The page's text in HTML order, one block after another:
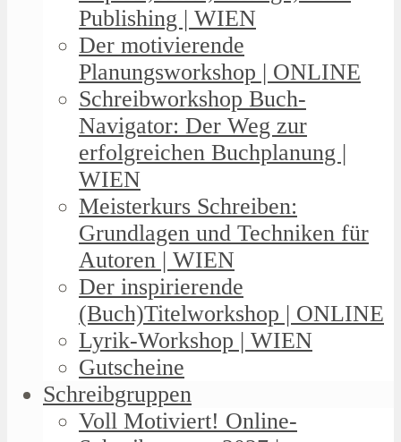
Publishing | WIEN
Der motivierende
Planungsworkshop | ONLINE
Schreibworkshop Buch-
Navigator: Der Weg zur
erfolgreichen Buchplanung |
WIEN
Meisterkurs Schreiben:
Grundlagen und Techniken für
Autoren | WIEN
Der inspirierende
(Buch)Titelworkshop | ONLINE
Lyrik-Workshop | WIEN
Gutscheine
Schreibgruppen
Voll Motiviert! Online-